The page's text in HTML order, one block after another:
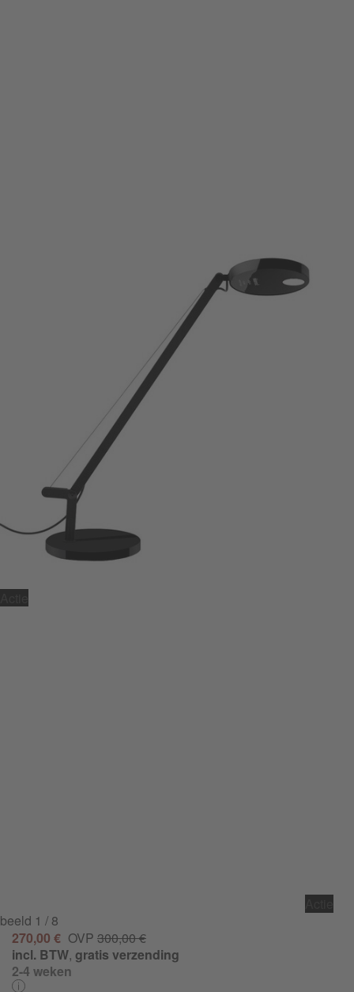
beeld 1 / 8
270,00 € OVP 300,00 €
incl. BTW, gratis verzending
2-4 weken